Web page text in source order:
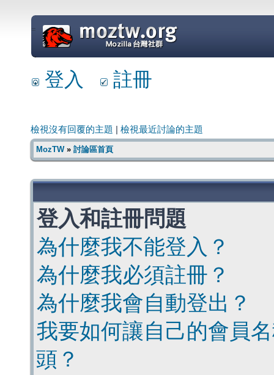
=
登入 註冊
檢視沒有回覆的主題 檢視最近討論的主題
MozTW» 討論區首頁
登入和註冊問題
為什麼我不能登入？
為什麼我必須註冊？
為什麼我會自動登出？
我要如何讓自己的會員
頭？